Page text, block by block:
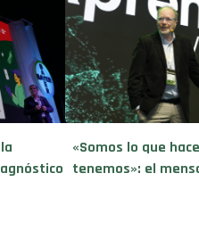
«Somos lo que
tenemos»: el